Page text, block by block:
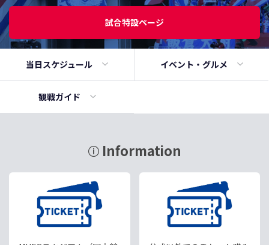
試合特設ページ
当日 スケジュール イベント・ グルメ
観戦ガイド
Information